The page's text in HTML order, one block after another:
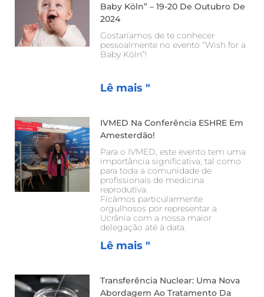
Baby Köln” – 19-20 De Outubro De
2024
Gostaríamos de te conhecer
pessoalmente no evento “Wish for a
Baby Köln”!
Lê mais "
IVMED Na Conferência ESHRE Em
Amesterdão!
Para o IVMED, este evento tem uma
importância significativa, tal como
para toda a comunidade de
profissionais de medicina
reprodutiva.
Ficámos particularmente
orgulhosos por representar a
Ucrânia com a nossa maior
delegação até à data.
Lê mais "
Transferência Nuclear: Uma Nova
Abordagem Ao Tratamento Da